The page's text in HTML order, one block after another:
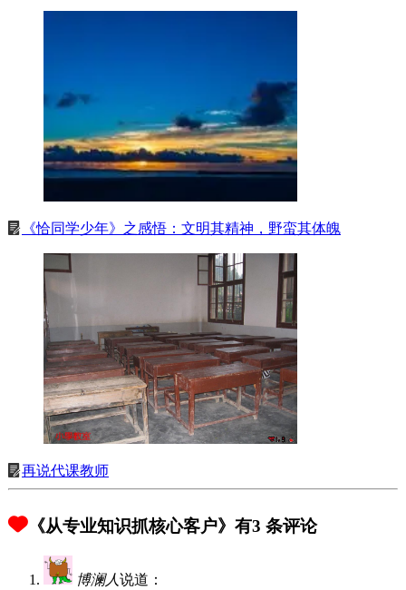
《从专业知识抓核心客户》有3 条评论
博澜人说道：
《恰同学少年》之感悟：文明其精神，野蛮其体魄
再说代课教师